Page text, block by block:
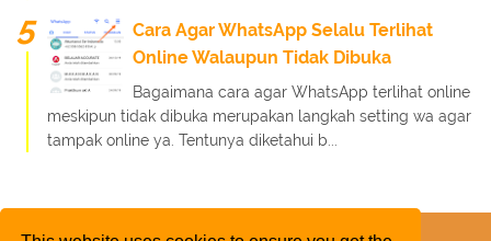
Cara Agar WhatsApp Selalu Terlihat
Online Walaupun Tidak Dibuka
Bagaimana cara agar WhatsApp terlihat online
meskipun tidak dibuka merupakan langkah setting wa agar
tampak online ya. Tentunya diketahui b...